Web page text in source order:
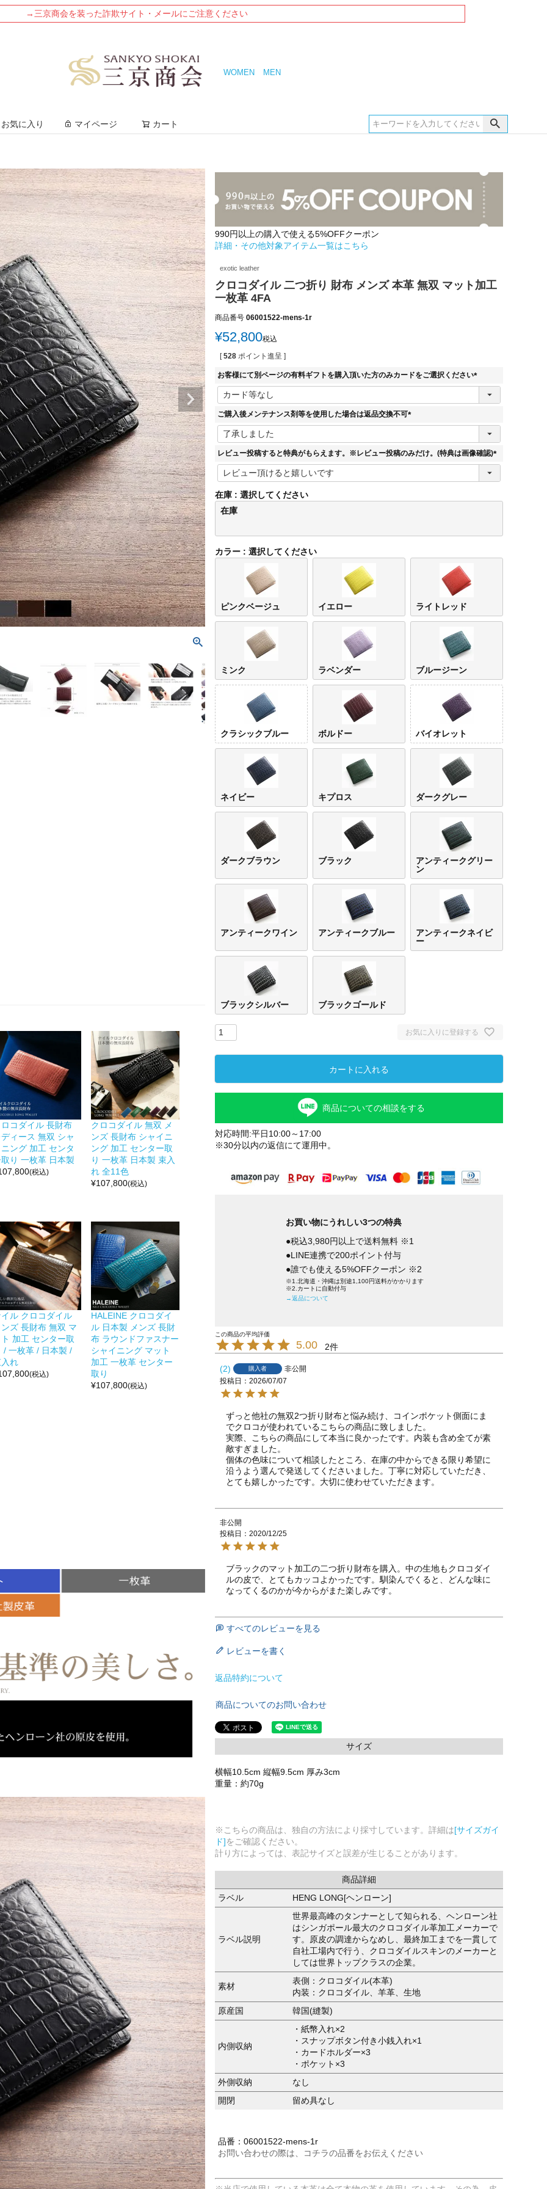
→三京商会を装った詐欺サイト・メールにご注意ください
WOMEN MEN
お気に入り マイページ カート
ピンクベー
コダイル 長財布
ィース 無双 シャ
ング 加工 センタ
り 一枚革 日本製
(税込)
クロコダイル 無双 メ
ンズ 長財布 シャイニ
ング 加工 センター取
り 一枚革 日本製 束入
れ 全11色
¥107,800(税込)
ル クロコダイル
ズ 長財布 無双 マ
加工 センター取
/ 一枚革 / 日本製 /
れ
(税込)
HALEINE クロコダイ
ル 日本製 メンズ 長財
布 ラウンドファスナー
シャイニング マット
加工 一枚革 センター
取り
¥107,800(税込)
990円以上の購入で使える5%OFFクーポン
詳細・その他対象アイテム一覧はこちら
exotic leather
クロコダイル 二つ折り 財布 メンズ 本革 無双 マット加工
一枚革 4FA
商品番号 06001522-mens-1r
¥52,800税込
[ 528 ポイント進呈 ]
お客様にて別ページの有料ギフトを購入頂いた方のみカードをご選択ください
(
ご購入後メンテナンス剤等を使用した場合は返品交換不可
(
須
レビュー投稿すると特典がもらえます。※レビュー投稿のみだけ。(特典は画像確認)
(
)
在庫
選択してください
在庫
カラー 選択してください
ピンクベージュ イエロー ライトレッド
ミンク ラベンダー ブルージーン
クラシックブルー ボルドー バイオレット
ネイビー キプロス ダークグレー
ダークブラウン ブラック
アンティークグリー
ン
アンティークワイン アンティークブルー
アンティークネイビ
ー
ブラックシルバー ブラックゴールド
お気に入りに登録する
カートに入れる
商品についての相談をする
対応時間:平日10:00～17:00
※30分以内の返信にて運用中。
お買い物にうれしい3つの特典
●税込3,980円以上で送料無料 ※1
●LINE連携で200ポイント付与
●誰でも使える5%OFFクーポン ※2
※1.北海道・沖縄は別途1,100円送料がかかります
※2.カートに自動付与
→返品について
5.00 2
2 購入者
非公開
投稿日
2026/07/07
ずっと他社の無双2つ折り財布と悩み続け、コインポケット側面にま
でクロコが使われているこちらの商品に致しました。
実際、こちらの商品にして本当に良かったです。内装も含め全てが素
敵すぎました。
個体の色味について相談したところ、在庫の中からできる限り希望に
沿うよう選んで発送してくださいました。丁寧に対応していただき、
とても嬉しかったです。大切に使わせていただきます。
非公開
投稿日
2020/12/25
ブラックのマット加工の二つ折り財布を購入。中の生地もクロコダイ
ルの皮で、とてもカッコよかったです。馴染んでくると、どんな味に
なってくるのかが今からがまた楽しみです。
すべてのレビューを見る
レビューを書く
返品特約について
商品についてのお問い合わせ
サイズ
横幅10.5cm 縦幅9.5cm 厚み3cm
重量：約70g
※こちらの商品は、独自の方法により採寸しています。詳細は[サイズガイ
ド]をご確認ください。
計り方によっては、表記サイズと誤差が生じることがあります。
商品詳細
ラベル
HENG LONG[ヘンローン]
ラベル説明
世界最高峰のタンナーとして知られる、ヘンローン社
はシンガポール最大のクロコダイル革加工メーカーで
す。原皮の調達からなめし、最終加工までを一貫して
自社工場内で行う、クロコダイルスキンのメーカーと
しては世界トップクラスの企業。
素材
表側：クロコダイル(本革)
内装：クロコダイル、羊革、生地
原産国
韓国(縫製)
内側収納
・紙幣入れ×2
・スナップボタン付き小銭入れ×1
・カードホルダー×3
・ポケット×3
外側収納
なし
開閉
留め具なし
品番：06001522-mens-1r
お問い合わせの際は、コチラの品番をお伝えください